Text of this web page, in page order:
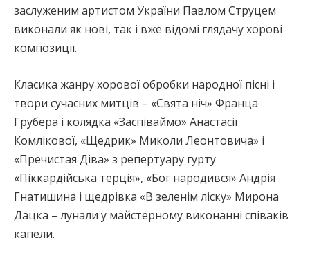
заслуженим артистом України Павлом Струцем
виконали як нові, так і вже відомі глядачу хорові
композиції.
Класика жанру хорової обробки народної пісні і
твори сучасних митців – «Свята ніч» Франца
Грубера і колядка «Заспіваймо» Анастасії
Комлікової, «Щедрик» Миколи Леонтовича» і
«Пречистая Діва» з репертуару гурту
«Піккардійська терція», «Бог народився» Андрія
Гнатишина і щедрівка «В зеленім ліску» Мирона
Дацка – лунали у майстерному виконанні співаків
капели.